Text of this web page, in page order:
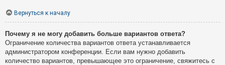
Вернуться к началу
Почему я не могу добавить больше вариантов ответа?
Ограничение количества вариантов ответа устанавливается
администратором конференции. Если вам нужно добавить
количество вариантов, превышающее это ограничение, свяжитесь с